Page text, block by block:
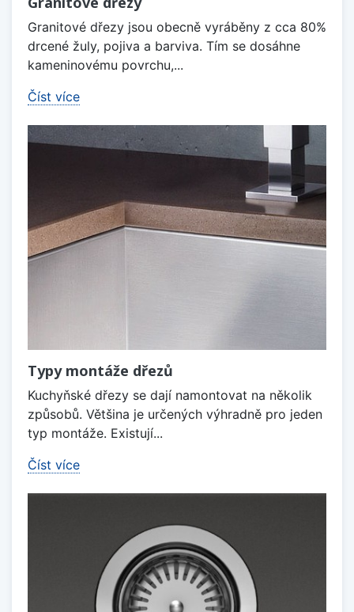
Granitové dřezy jsou obecně vyráběny z cca 80%
drcené žuly, pojiva a barviva. Tím se dosáhne
kameninovému povrchu,...
Číst více
Typy montáže dřezů
Kuchyňské dřezy se dají namontovat na několik
způsobů. Většina je určených výhradně pro jeden
typ montáže. Existují...
Číst více